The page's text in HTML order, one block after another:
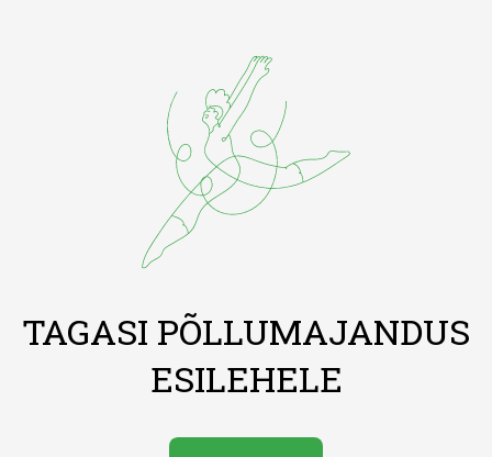
TAGASI PÕLLUMAJANDUS
ESILEHELE